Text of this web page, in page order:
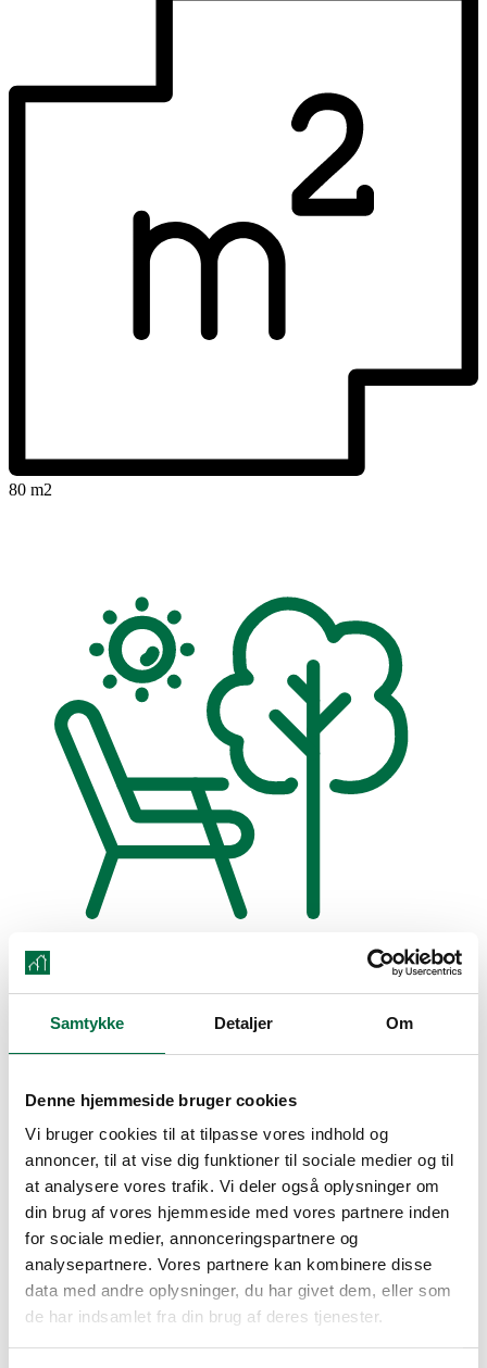
Samtykke Detaljer Om
Denne hjemmeside bruger cookies
Vi bruger cookies til at tilpasse vores indhold og
annoncer, til at vise dig funktioner til sociale medier og til
at analysere vores trafik. Vi deler også oplysninger om
din brug af vores hjemmeside med vores partnere inden
for sociale medier, annonceringspartnere og
analysepartnere. Vores partnere kan kombinere disse
data med andre oplysninger, du har givet dem, eller som
de har indsamlet fra din brug af deres tjenester.
80 m2
Udlejet
Bakkehøjden 94
, Skive